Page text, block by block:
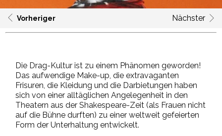
Vorheriger Nächster
Die Drag-Kultur ist zu einem Phänomen geworden!
Das aufwendige Make-up, die extravaganten
Frisuren, die Kleidung und die Darbietungen haben
sich von einer alltäglichen Angelegenheit in den
Theatern aus der Shakespeare-Zeit (als Frauen nicht
auf die Bühne durften) zu einer weltweit gefeierten
Form der Unterhaltung entwickelt.